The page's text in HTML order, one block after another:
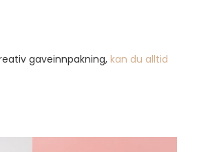
gaveinnpakning, kan du alltid